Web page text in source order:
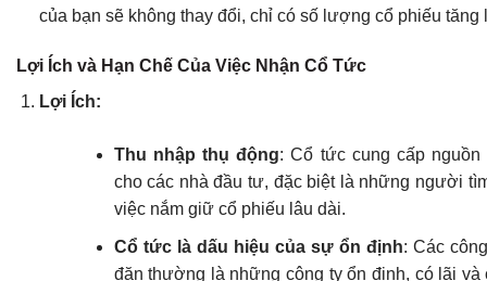
của bạn sẽ không thay đổi, chỉ có số lượng cổ phiếu tăng
Lợi Ích và Hạn Chế Của Việc Nhận Cổ Tức
Lợi Ích:
Thu nhập thụ động: Cổ tức cung cấp nguồn
cho các nhà đầu tư, đặc biệt là những người
việc nắm giữ cổ phiếu lâu dài.
Cổ tức là dấu hiệu của sự ổn định: Các
đặn thường là những công ty ổn định, có lãi và